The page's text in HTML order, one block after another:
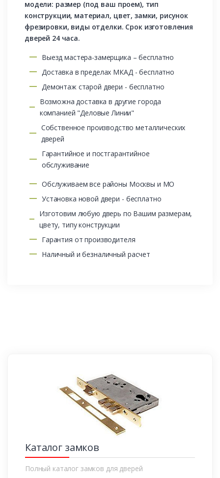
модели: размер (под ваш проем), тип
конструкции, материал, цвет, замки, рисунок
фрезировки, виды отделки. Срок изготовления
дверей 24 часа.
Выезд мастера-замерщика – бесплатно
Доставка в пределах МКАД - бесплатно
Демонтаж старой двери - бесплатно
Возможна доставка в другие города
компанией "Деловые Линии"
Собственное производство металлических
дверей
Гарантийное и постгарантийное
обслуживание
Обслуживаем все районы Москвы и МО
Установка новой двери - бесплатно
Изготовим любую дверь по Вашим размерам,
цвету, типу конструкции
Гарантия от производителя
Наличный и безналичный расчет
Каталог замков
Полный каталог замков для дверей